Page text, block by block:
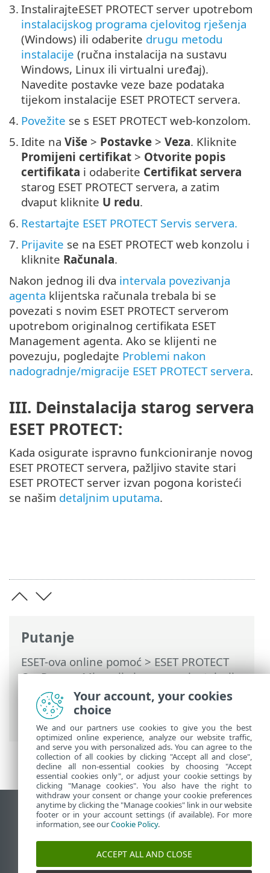
Putanje
ESET-ova online pomoć > ESET PROTECT
On-Prem>Migracija i ponovna instalacija
Migracija s jednog servera na drugi>
Migrirana baza podataka – ista/druga IP
adresa
3. InstalirajteESET PROTECT server upotrebom
instalacijskog programa cjelovitog rješenja
(Windows) ili odaberite drugu metodu
instalacije (ručna instalacija na sustavu
Windows, Linux ili virtualni uređaj).
Navedite postavke veze baze podataka
tijekom instalacije ESET PROTECT servera.
4. Povežite se s ESET PROTECT web-konzolom.
5. Idite na Više > Postavke > Veza. Kliknite
Promijeni certifikat > Otvorite popis
certifikata i odaberite Certifikat servera
starog ESET PROTECT servera, a zatim
dvaput kliknite U redu.
6. Restartajte ESET PROTECT Servis servera.
7. Prijavite se na ESET PROTECT web konzolu i
kliknite Računala.
Nakon jednog ili dva intervala povezivanja
agenta klijentska računala trebala bi se
povezati s novim ESET PROTECT serverom
upotrebom originalnog certifikata ESET
Management agenta. Ako se klijenti ne
povezuju, pogledajte Problemi nakon
nadogradnje/migracije ESET PROTECT servera.
III. Deinstalacija starog servera
ESET PROTECT:
Kada osigurate ispravno funkcioniranje novog
ESET PROTECT servera, pažljivo stavite stari
ESET PROTECT server izvan pogona koristeći
se našim detaljnim uputama.
Prikaži stranicu za radnu površinu
End of Life
ESET-ova baza znanja
Your account, your cookies
choice
We and our partners use cookies to give you the best
optimized online experience, analyze our website traffic,
and serve you with personalized ads. You can agree to the
collection of all cookies by clicking "Accept all and close",
decline all non-essential cookies by choosing "Accept
essential cookies only", or adjust your cookie settings by
clicking "Manage cookies". You also have the right to
withdraw your consent or change your cookie preferences
anytime by clicking the "Manage cookies" link in our website
footer or in your account settings (if available). For more
information, see ourCookie Policy.
ACCEPT ALL AND CLOSE